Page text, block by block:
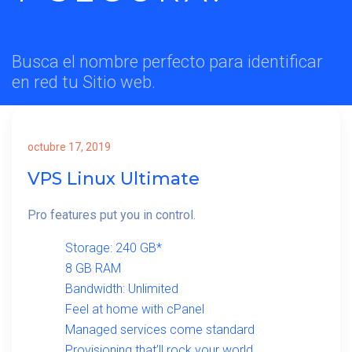
Busca el nombre perfecto para identificar
en red tu Sitio web.
octubre 17, 2019
VPS Linux Ultimate
Pro features put you in control.
Storage: 240 GB*
8 GB RAM
Bandwidth: Unlimited
Feel at home with cPanel
Managed services come standard